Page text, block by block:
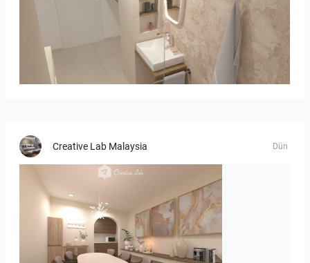
Bild_2
Creative Lab Malaysia Dün